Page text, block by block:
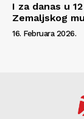
I za danas u
Zemaljskog
16. Februara 2026.